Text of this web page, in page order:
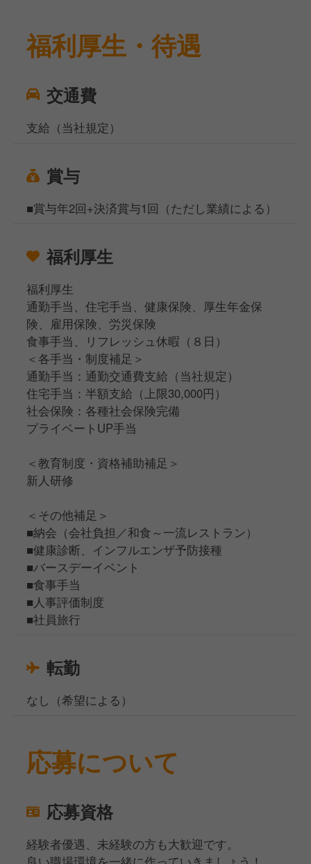
福利厚生・待遇
交通費
支給（当社規定）
賞与
■賞与年2回+決済賞与1回（ただし業績による）
福利厚生
福利厚生
通勤手当、住宅手当、健康保険、厚生年金保
険、雇用保険、労災保険
食事手当、リフレッシュ休暇（８日）
＜各手当・制度補足＞
通勤手当：通勤交通費支給（当社規定）
住宅手当：半額支給（上限30,000円）
社会保険：各種社会保険完備
プライベートUP手当
＜教育制度・資格補助補足＞
新人研修
＜その他補足＞
■納会（会社負担／和食～一流レストラン）
■健康診断、インフルエンザ予防接種
■バースデーイベント
■食事手当
■人事評価制度
■社員旅行
転勤
なし（希望による）
応募について
応募資格
経験者優遇、未経験の方も大歓迎です。